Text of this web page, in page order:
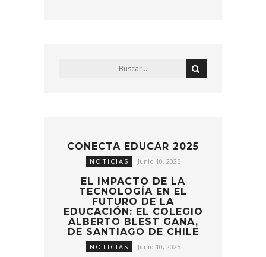
CONECTA EDUCAR 2025
NOTICIAS Junio 10, 2025
EL IMPACTO DE LA
TECNOLOGÍA EN EL
FUTURO DE LA
EDUCACIÓN: EL COLEGIO
ALBERTO BLEST GANA,
DE SANTIAGO DE CHILE
NOTICIAS Junio 10, 2025